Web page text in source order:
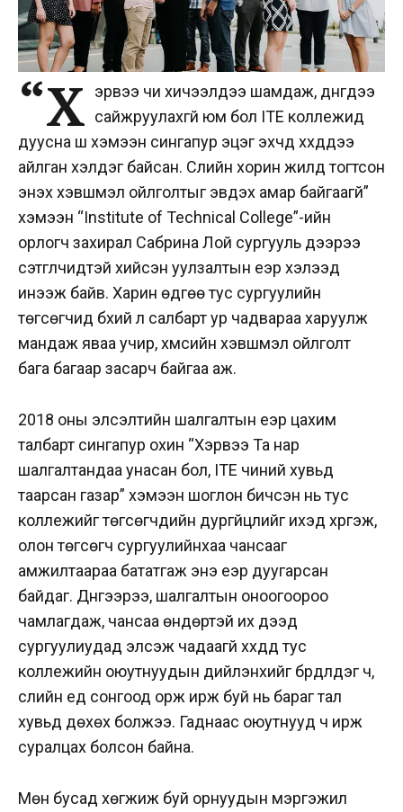
“Х эрвээ чи хичээлдээ шамдаж, дүнгүүдээ
сайжруулахгүй юм бол ITE коллежид
дуусна шүү хэмээн сингапур эцэг эхчүүд хүүхдүүдээ
айлган хэлдэг байсан. Сүүлийн хорин жилд тогтсон
энэхүү хэвшмэл ойлголтыг эвдэх амар байгаагүй”
хэмээн “Institute of Technical College”-ийн
орлогч захирал Сабрина Лой сургууль дээрээ
сэтгүүлчидтэй хийсэн уулзалтын үеэр хэлээд
инээж байв. Харин өдгөө тус сургуулийн
төгсөгчид бүхий л салбарт ур чадвараа харуулж
мандаж яваа учир, хүмүүсийн хэвшмэл ойлголт
бага багаар засарч байгаа аж.
2018 оны элсэлтийн шалгалтын үеэр цахим
талбарт сингапур охин “Хэрвээ Та нар
шалгалтандаа унасан бол, ITE чиний хувьд
таарсан газар” хэмээн шоглон бичсэн нь тус
коллежийг төгсөгчдийн дургүйцлийг ихэд хүргэж,
олон төгсөгч сургуулийнхаа чансааг
амжилтаараа бататгаж энэ үеэр дуугарсан
байдаг. Дүнгээрээ, шалгалтын оноогоороо
чамлагдаж, чансаа өндөртэй их дээд
сургуулиудад элсэж чадаагүй хүүхдүүд тус
коллежийн оюутнуудын дийлэнхийг бүрдүүлдэг ч,
сүүлийн үед сонгоод орж ирж буй нь бараг тал
хувьд дөхөх болжээ. Гаднаас оюутнууд ч ирж
суралцах болсон байна.
Мөн бусад хөгжиж буй орнуудын мэргэжил